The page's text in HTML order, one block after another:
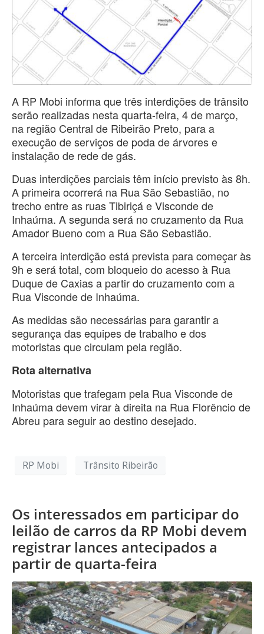
A RP Mobi informa que três interdições de trânsito
serão realizadas nesta quarta-feira, 4 de março,
na região Central de Ribeirão Preto, para a
execução de serviços de poda de árvores e
instalação de rede de gás.
Duas interdições parciais têm início previsto às 8h.
A primeira ocorrerá na Rua São Sebastião, no
trecho entre as ruas Tibiriçá e Visconde de
Inhaúma. A segunda será no cruzamento da Rua
Amador Bueno com a Rua São Sebastião.
A terceira interdição está prevista para começar às
9h e será total, com bloqueio do acesso à Rua
Duque de Caxias a partir do cruzamento com a
Rua Visconde de Inhaúma.
As medidas são necessárias para garantir a
segurança das equipes de trabalho e dos
motoristas que circulam pela região.
Rota alternativa
Motoristas que trafegam pela Rua Visconde de
Inhaúma devem virar à direita na Rua Florêncio de
Abreu para seguir ao destino desejado.
RP Mobi Trânsito Ribeirão
Os interessados em participar do
leilão de carros da RP Mobi devem
registrar lances antecipados a
partir de quarta-feira